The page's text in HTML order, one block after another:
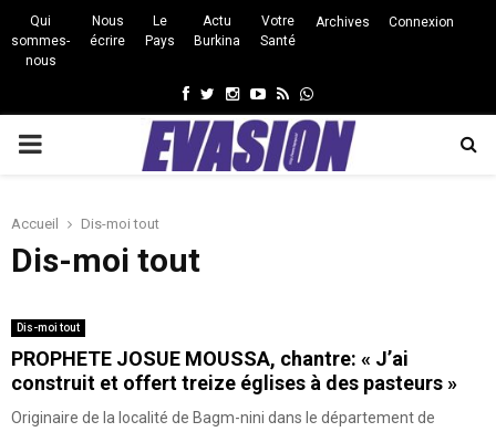
Qui
sommes-
nous
Nous
écrire
Le
Pays
Actu
Burkina
Votre
Santé
Archives Connexion
Facebook
Twitter
Instagram
Youtube
RssWhatsapp
PRIMARY
Accueil Dis-moi tout
Dis-moi tout
Dis-moi tout
PROPHETE JOSUE MOUSSA, chantre: « J’ai
construit et offert treize églises à des pasteurs »
Originaire de la localité de Bagm-nini dans le département de